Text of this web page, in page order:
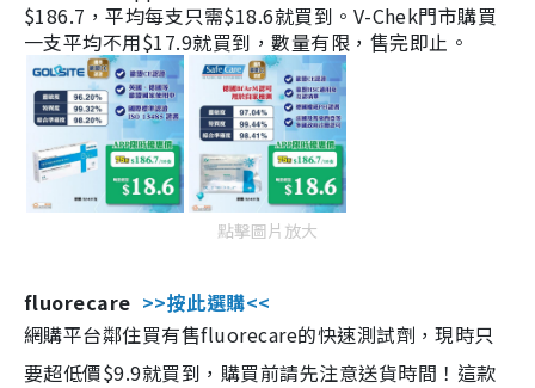
$186.7，平均每支只需$18.6就買到。V-Chek門市購買
一支平均不用$17.9就買到，數量有限，售完即止。
點擊圖片放大
fluorecare >>按此選購<<
網購平台鄰住買有售fluorecare的快速測試劑，現時只
要超低價$9.9就買到，購買前請先注意送貨時間！這款